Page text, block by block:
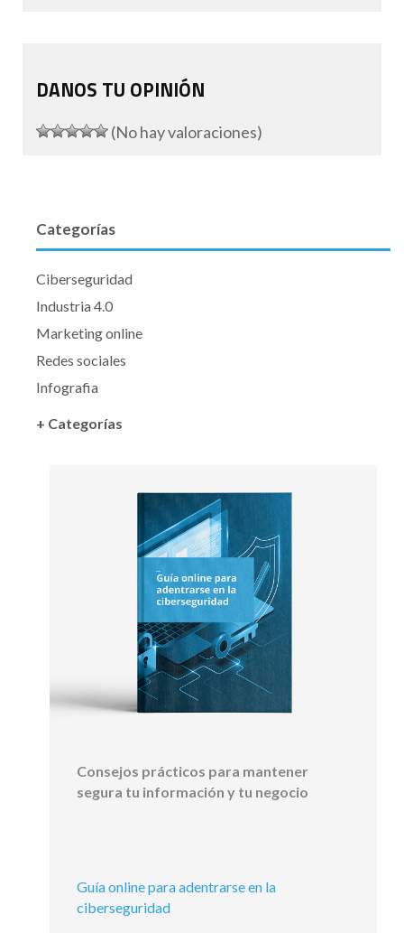
DANOS TU OPINIÓN
(No hay valoraciones)
Categorías
Ciberseguridad
Industria 4.0
Marketing online
Redes sociales
Infografia
+ Categorías
Consejos prácticos para mantener
segura tu información y tu negocio
Guía online para adentrarse en la
ciberseguridad